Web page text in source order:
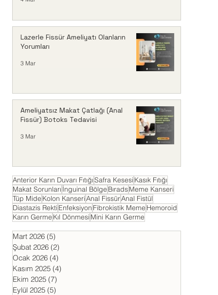
Lazerle Fissür Ameliyatı Olanların
Yorumları
3 Mar
Ameliyatsız Makat Çatlağı (Anal
Fissür) Botoks Tedavisi
3 Mar
Anterior Karın Duvarı FıtığıSafra Kesesi Kasık Fıtığı
Makat Sorunları İnguinal Bölge BıradsMeme Kanseri
Tüp Mide Kolon KanseriAnal FissürAnal Fistül
Diastazis Rekti Enfeksiyon Fibrokistik Meme Hemoroid
Karın Germe Kıl Dönmesi Mini Karın Germe
Mart 2026 (5)5 yazı
Şubat 2026 (2)2 yazı
Ocak 2026 (4)4 yazı
Kasım 2025 (4)4 yazı
Ekim 2025 (7)7 yazı
Eylül 2025 (5)5 yazı